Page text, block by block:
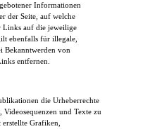
Informationen
der Seite, auf welche
Links auf die jeweilige
ebenfalls für illegale,
Bekanntwerden von
entfernen.
die Urheberrechte
und Texte zu
Grafiken,